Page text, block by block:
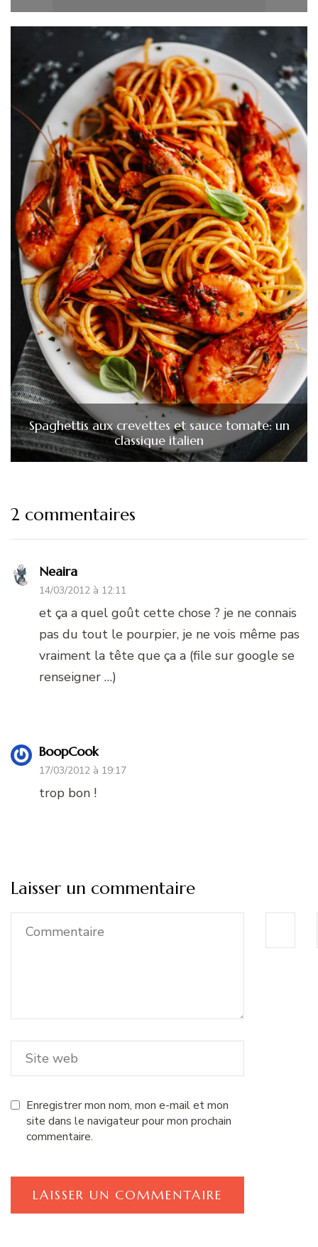
Spaghettis aux crevettes et sauce tomate: un
classique italien
2 commentaires
Neaira
14/03/2012 à 12:11
et ça a quel goût cette chose ? je ne connais
pas du tout le pourpier, je ne vois même pas
vraiment la tête que ça a (file sur google se
renseigner …)
BoopCook
17/03/2012 à 19:17
trop bon !
Laisser un commentaire
Enregistrer mon nom, mon e-mail et mon
site dans le navigateur pour mon prochain
commentaire.